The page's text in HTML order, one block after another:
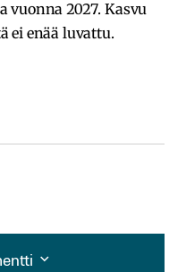
vuonna 2027. Kasvu
ei enää luvattu.